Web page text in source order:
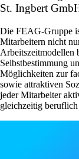
St. Ingbert
Die FEAG-Gruppe
Mitarbeitern nicht
Arbeitszeitmodellen
Selbstbestimmung
Möglichkeiten zur
sowie attraktiven
jeder Mitarbeiter
gleichzeitig